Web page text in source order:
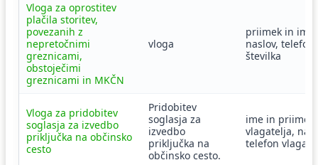
Vloga za oprostitev
plačila storitev,
povezanih z
nepretočnimi
greznicami,
obstoječimi
greznicami in MKČN
vloga
priimek in ime,
naslov,
številka
Vloga za pridobitev
soglasja za izvedbo
priključka na občinsko
cesto
Pridobitev
soglasja za
izvedbo
priključka na
občinsko cesto.
ime in priimek
vlagatelja,
telefon